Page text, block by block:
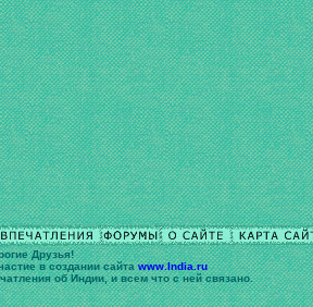
Друзья!
в cоздании сайтаwww.India.ru
об Индии, и всем что с ней связано.